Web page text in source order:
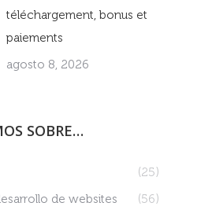
téléchargement, bonus et
paiements
agosto 8, 2026
SOBRE…
(25)
de websites
(56)